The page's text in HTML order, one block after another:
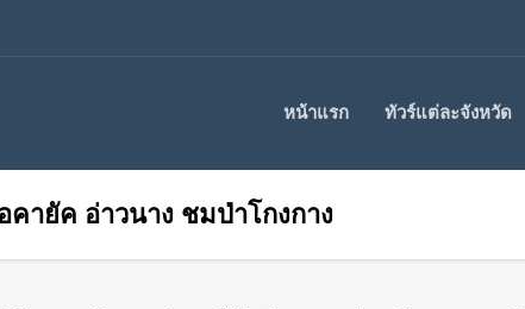
หน้าแรก ทัวร์แต่ละจังหวัด
คายัค อ่าวนาง ชมป่าโกงกาง